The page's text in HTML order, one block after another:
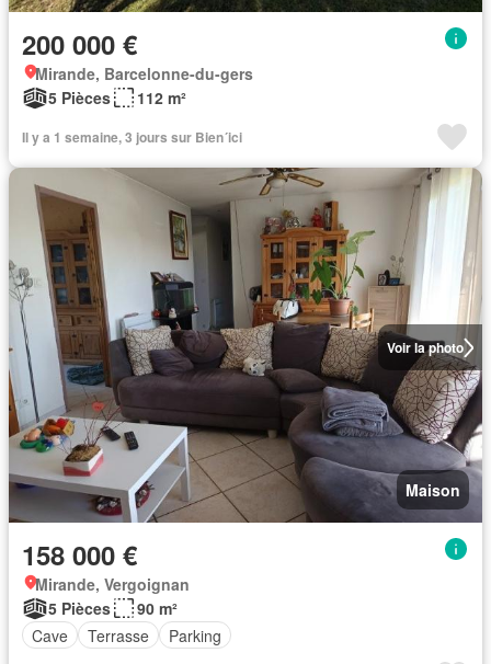
200 000 €
Mirande, Barcelonne-du-gers
5 Pièces
112 m²
Il y a 1 semaine, 3 jours sur Bien´ici
Voir la photo
Maison
158 000 €
Mirande, Vergoignan
5 Pièces
90 m²
Cave
Terrasse Parking